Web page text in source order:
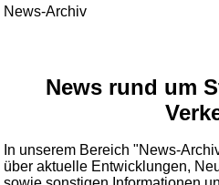
News-Archiv
News rund um
In unserem Bereich "News-
über aktuelle Entwicklungen,